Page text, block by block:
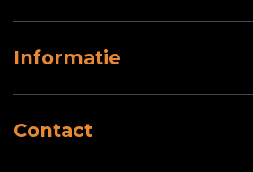
Informatie
Contact